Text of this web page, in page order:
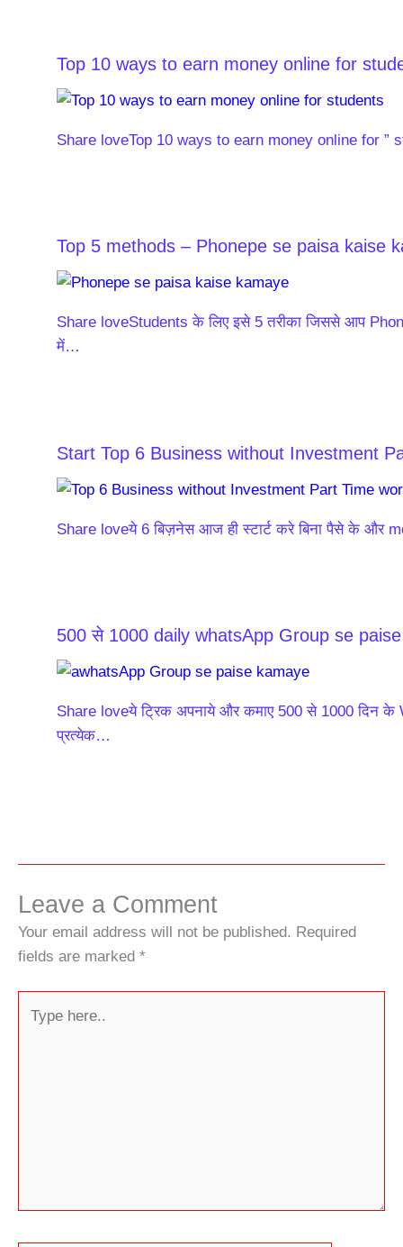
Top 10 ways to earn money online for
Share loveTop 10 ways to earn money online for ”
Top 5 methods – Phonepe se paisa kaise
Share loveStudents के लिए इसे 5 तरीका जिससे आप
में…
Start Top 6 Business without Investment
Share loveये 6 बिज़नेस आज ही स्टार्ट करे बिना पैसे के और
500 से 1000 daily whatsApp Group se
Share loveये ट्रिक अपनाये और कमाए 500 से 1000 दिन
प्रत्येक…
Leave a Comment
Your email address will not be published. Required
fields are marked *
here..